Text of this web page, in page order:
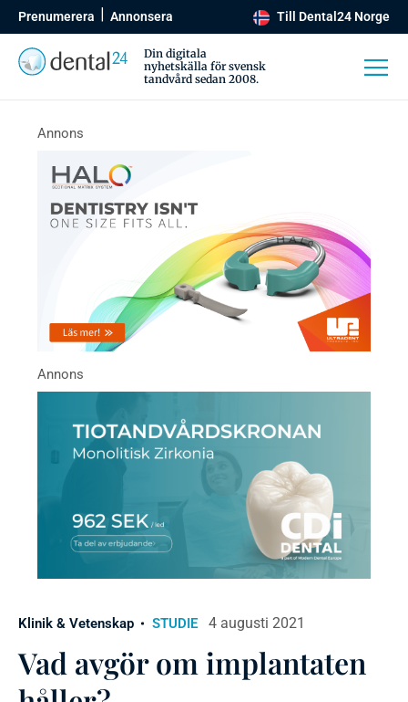
Prenumerera Annonsera Till Dental24 Norge
Din digitala
nyhetskälla för svensk
tandvård sedan 2008.
Klinik & Vetenskap STUDIE 4 augusti 2021
Vad avgör om implantaten